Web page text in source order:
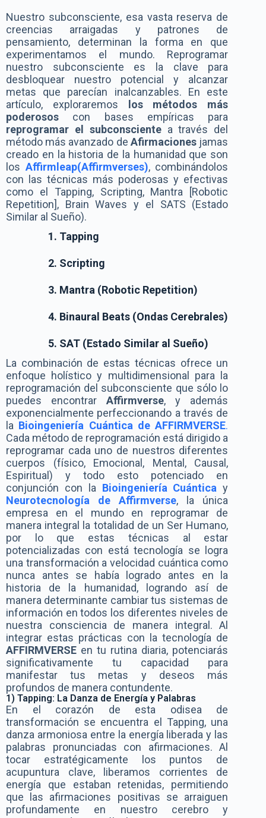
Nuestro subconsciente, esa vasta reserva de
creencias arraigadas y patrones de
pensamiento, determinan la forma en que
experimentamos el mundo. Reprogramar
nuestro subconsciente es la clave para
desbloquear nuestro potencial y alcanzar
metas que parecían inalcanzables. En este
artículo, exploraremos
los métodos más
poderosos con bases empíricas para
reprogramar el subconscientea través del
método más avanzado de Afirmaciones jamas
creado en la historia de la humanidad que son
los Affirmleap(Affirmverses), combinándolos
con las técnicas más poderosas y efectivas
como el Tapping, Scripting, Mantra [Robotic
Repetition], Brain Waves y el SATS (Estado
Similar al Sueño).
Tapping
Scripting
Mantra (Robotic Repetition)
Binaural Beats (Ondas Cerebrales)
SAT (Estado Similar al Sueño)
La combinación de estas técnicas ofrece un
enfoque holístico y multidimensional para la
reprogramación del subconsciente que sólo lo
puedes encontrarAffirmverse, y además
exponencialmente perfeccionando a través de
la Bioingeniería Cuántica de AFFIRMVERSE.
Cada método de reprogramación está dirigido a
reprogramar cada uno de nuestros diferentes
cuerpos (físico, Emocional, Mental, Causal,
Espiritual) y todo esto potenciado en
conjunción con la Bioingeniería Cuántica y
Neurotecnología de Affirmverse, la única
empresa en el mundo en reprogramar de
manera integral la totalidad de un Ser Humano,
por lo que estas técnicas al estar
potencializadas con está tecnología se logra
una transformación a velocidad cuántica como
nunca antes se había logrado antes en la
historia de la humanidad, logrando así de
manera determinante cambiar tus sistemas de
información en todos los diferentes niveles de
nuestra consciencia de manera integral. Al
integrar estas prácticas con la tecnología de
AFFIRMVERSE en tu rutina diaria, potenciarás
significativamente tu capacidad para
manifestar tus metas y deseos más
profundos de manera contundente.
1) Tapping: La Danza de Energía y Palabras
En el corazón de esta odisea de
transformación se encuentra el Tapping, una
danza armoniosa entre la energía liberada y las
palabras pronunciadas con afirmaciones. Al
tocar estratégicamente los puntos de
acupuntura clave, liberamos corrientes de
energía que estaban retenidas, permitiendo
que las afirmaciones positivas se arraiguen
profundamente en nuestro cerebro y